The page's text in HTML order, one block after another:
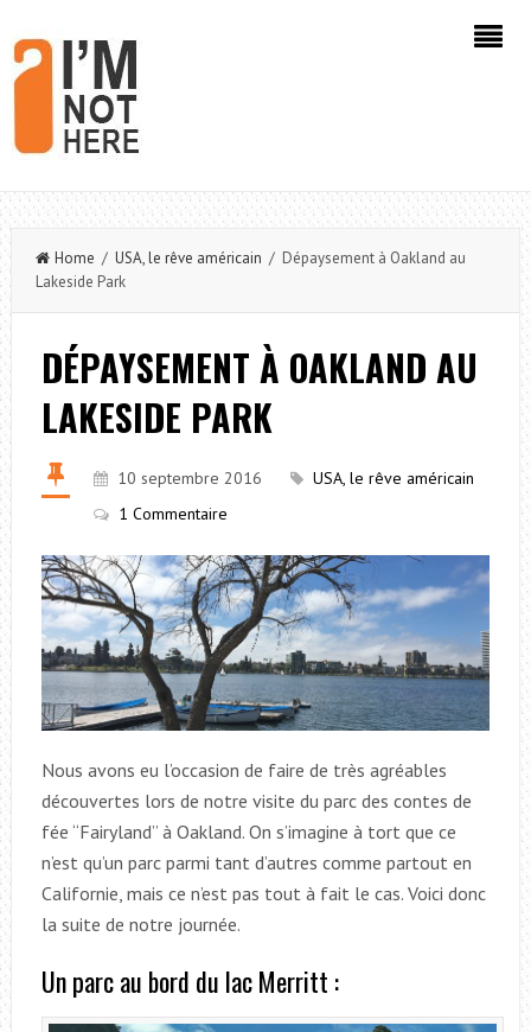
Home / USA, le rêve américain / Dépaysement à Oakland au
Lakeside Park
DÉPAYSEMENT À OAKLAND AU
LAKESIDE PARK
10 septembre 2016
USA, le rêve américain
1 Commentaire
Nous avons eu l’occasion de faire de très agréables
découvertes lors de notre visite du parc des contes de
fée “Fairyland” à Oakland. On s’imagine à tort que ce
n’est qu’un parc parmi tant d’autres comme partout en
Californie, mais ce n’est pas tout à fait le cas. Voici donc
la suite de notre journée.
Un parc au bord du lac Merritt :